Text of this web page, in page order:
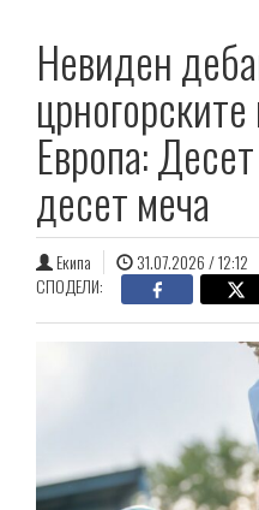
Невиден
Европа:
десет меча
Екипа
31.07.2026 / 12:12
СПОДЕЛИ: